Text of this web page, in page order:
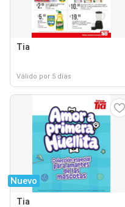
Tia
Válido por 5 días
Nuevo
Tia